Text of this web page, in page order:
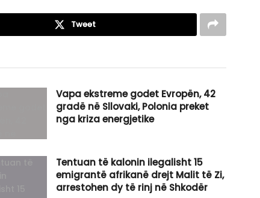
Tweet
Vapa ekstreme godet Evropën, 42
gradë në Sllovaki, Polonia preket
nga kriza energjetike
Tentuan të kalonin ilegalisht 15
emigrantë afrikanë drejt Malit të Zi,
arrestohen dy të rinj në Shkodër